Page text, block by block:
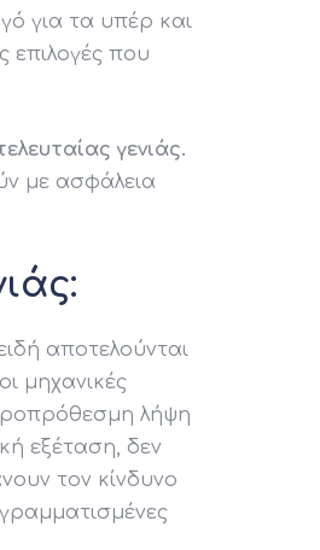
για τα υπέρ και
επιλογές που
γενιάς.
με ασφάλεια
αποτελούνται
μηχανικές
λήψη
εξέταση, δεν
τον κίνδυνο